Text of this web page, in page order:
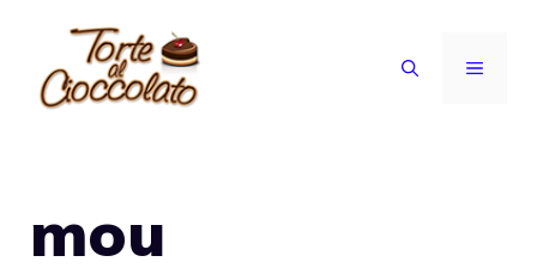
contenuto
MENU
mou